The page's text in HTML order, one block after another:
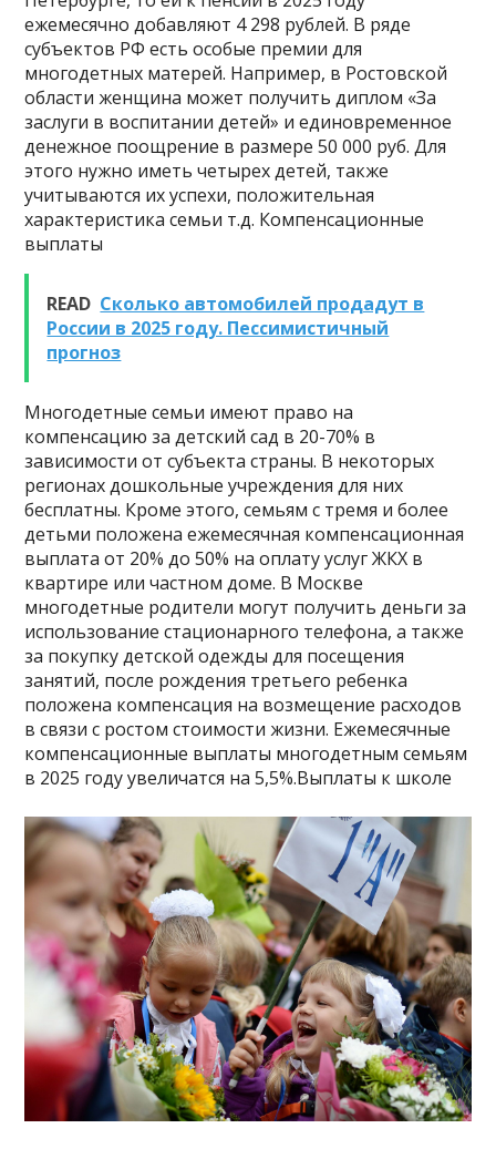
ежемесячно добавляют 4 298 рублей. В ряде
субъектов РФ есть особые премии для
многодетных матерей. Например, в Ростовской
области женщина может получить диплом «За
заслуги в воспитании детей» и единовременное
денежное поощрение в размере 50 000 руб. Для
этого нужно иметь четырех детей, также
учитываются их успехи, положительная
характеристика семьи т.д. Компенсационные
выплаты
READ Сколько автомобилей продадут в
России в 2025 году. Пессимистичный
прогноз
Многодетные семьи имеют право на
компенсацию за детский сад в 20-70% в
зависимости от субъекта страны. В некоторых
регионах дошкольные учреждения для них
бесплатны. Кроме этого, семьям с тремя и более
детьми положена ежемесячная компенсационная
выплата от 20% до 50% на оплату услуг ЖКХ в
квартире или частном доме. В Москве
многодетные родители могут получить деньги за
использование стационарного телефона, а также
за покупку детской одежды для посещения
занятий, после рождения третьего ребенка
положена компенсация на возмещение расходов
в связи с ростом стоимости жизни. Ежемесячные
компенсационные выплаты многодетным семьям
в 2025 году увеличатся на 5,5%.Выплаты к школе